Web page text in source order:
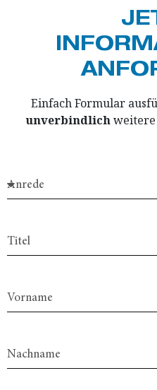
Einfach Formular
unverbindlichweitere